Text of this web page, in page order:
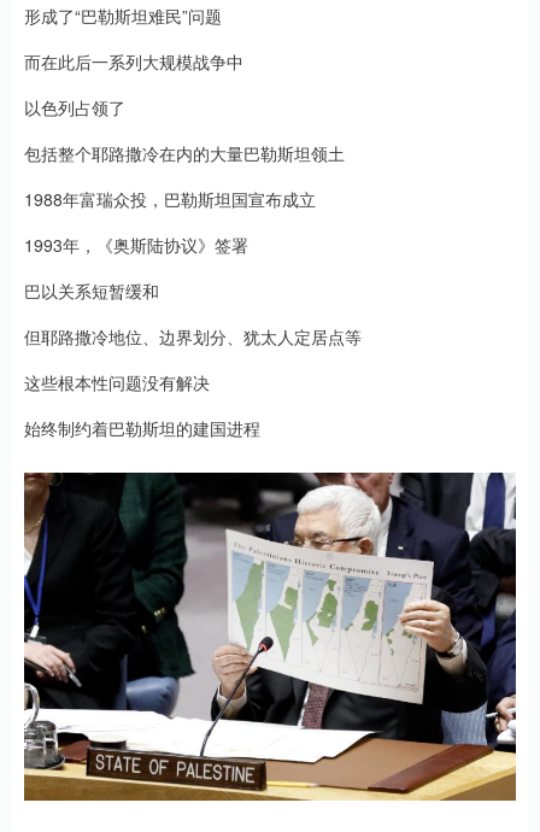
形成了“巴勒斯坦难民”问题
而在此后一系列大规模战争中
以色列占领了
包括整个耶路撒冷在内的大量巴勒斯坦领土
1988年富瑞众投，巴勒斯坦国宣布成立
1993年，《奥斯陆协议》签署
巴以关系短暂缓和
但耶路撒冷地位、边界划分、犹太人定居点等
这些根本性问题没有解决
始终制约着巴勒斯坦的建国进程